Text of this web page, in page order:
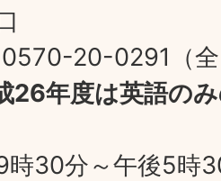
20-0291（
26年度は英語の
時30分～午後5時